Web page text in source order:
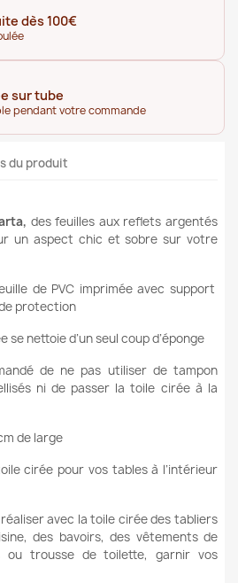
dès 100€
sur tube
pendant votre commande
du produit
des feuilles aux reflets argentés
un aspect chic et sobresur votre
de PVC imprimée avec support
protection
nettoie d’un seul coup d’éponge
de ne pas utiliser de tampon
ni de passer la toile cirée à la
de large
cirée pour vos tables à l’intérieur
avec la toile cirée des tabliers
des bavoirs, des vêtements de
ou trousse de toilette, garnir vos